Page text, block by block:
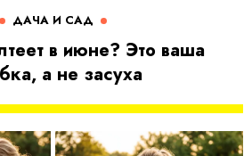
ДАЧА И САД
в июне? Это ваша
а не засуха